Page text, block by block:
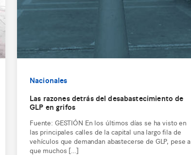
Nacionales
Las razones detrás del desabastecimiento de
GLP en grifos
Fuente: GESTIÓN En los últimos días se ha visto en
las principales calles de la capital una largo fila de
vehículos que demandan abastecerse de GLP, pese a
que muchos […]